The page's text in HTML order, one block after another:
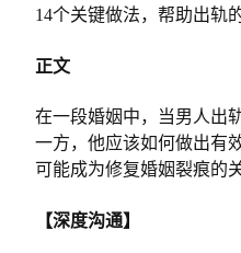
14个关键做法，帮助出轨
正文
在一段婚姻中，当男人出
一方，他应该如何做出有
可能成为修复婚姻裂痕的关
【深度沟通】